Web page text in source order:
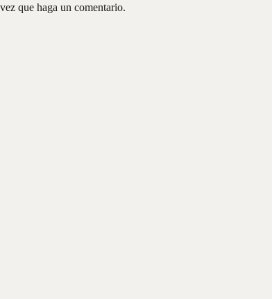
que haga un comentario.